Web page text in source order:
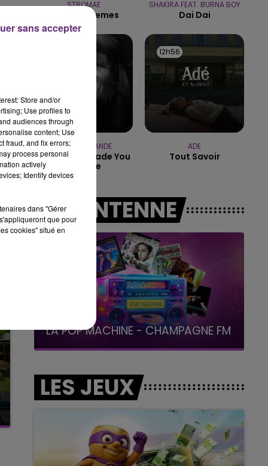
15h00 - 19h00
LE CLUB CHAMPAGNE FM
STROMAE
Tous Les Memes
SHAKIRA FEAT. BURNA BOY
Dai Dai
ARIANA GRANDE
Hate That I Made You
Love Me
12h56
12h56
ADE
Tout Savoir
A L'ANTENNE
19h15 - 20h00
LA RADIO POP
LES JEUX
Store and/or
Use profiles to
audiences through
content; Use
fraud, and fix errors;
process personal
actively
Identify devices
dans "Gérer
que pour
cookies" situé en
sans accepter